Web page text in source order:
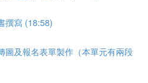
撰寫 (18:58)
圖及報名表單製作（本單元有兩段